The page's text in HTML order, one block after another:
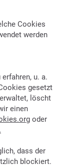
Cookies
werden
u. a.
gesetzt
löscht
einen
oder
.
dass der
blockiert.